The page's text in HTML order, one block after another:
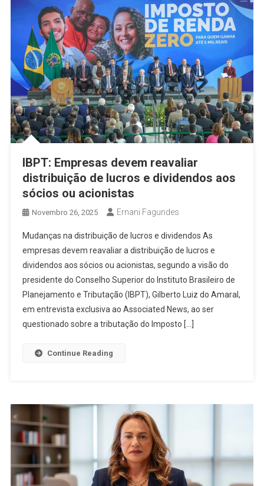
IBPT: Empresas devem reavaliar
distribuição de lucros e dividendos aos
sócios ou acionistas
Novembro 26, 2025 Ernani Fagundes
Mudanças na distribuição de lucros e dividendos As
empresas devem reavaliar a distribuição de lucros e
dividendos aos sócios ou acionistas, segundo a visão do
presidente do Conselho Superior do Instituto Brasileiro de
Planejamento e Tributação (IBPT), Gilberto Luiz do Amaral,
em entrevista exclusiva ao Associated News, ao ser
questionado sobre a tributação do Imposto […]
Continue Reading